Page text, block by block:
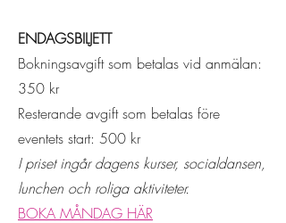
ENDAGSBILJETT
Bokningsavgift som betalas vid anmälan:
350 kr
Resterande avgift som betalas före
eventets start: 500 kr​
Ipriset ingår dagens kurser, socialdansen,
lunchen och roliga aktiviteter.
BOKA MÅNDAG HÄR